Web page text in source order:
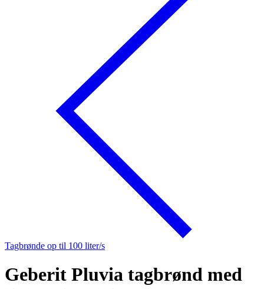
Tagbrønde op til 100 liter/s
Geberit Pluvia tagbrønd med